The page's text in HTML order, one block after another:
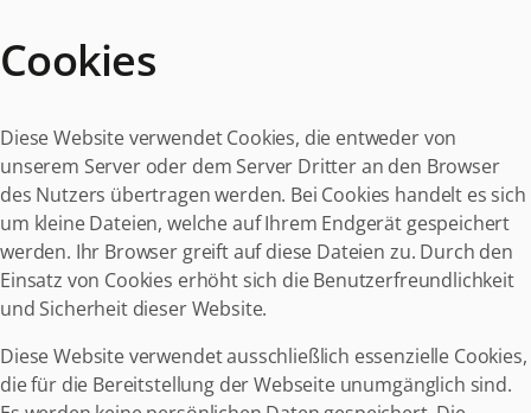
Cookies
Diese Website verwendet Cookies, die entweder von
unserem Server oder dem Server Dritter an den Browser
des Nutzers übertragen werden. Bei Cookies handelt es sich
um kleine Dateien, welche auf Ihrem Endgerät gespeichert
werden. Ihr Browser greift auf diese Dateien zu. Durch den
Einsatz von Cookies erhöht sich die Benutzerfreundlichkeit
und Sicherheit dieser Website.
Diese Website verwendet ausschließlich essenzielle Cookies,
die für die Bereitstellung der Webseite unumgänglich sind.